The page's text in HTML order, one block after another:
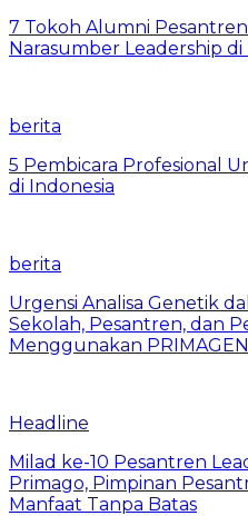
7 Tokoh Alumni
Narasumber Leadership di
berita
5 Pembicara Profesional
di Indonesia
berita
Urgensi Analisa Genetik
Sekolah, Pesantren, dan
Menggunakan
Headline
Milad ke-10 Pesantren
Primago, Pimpinan
Manfaat Tanpa Batas